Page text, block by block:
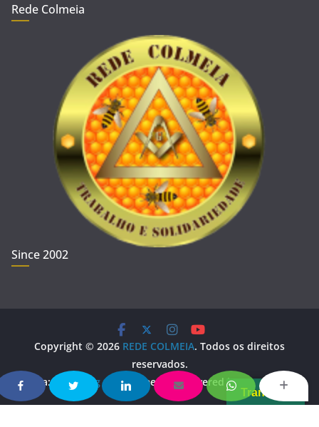
Rede Colmeia
Since 2002
Copyright © 2026 REDE COLMEIA. Todos os direitos
reservados.
Tema:ColorMagpor ThemeGrill. Powered by WordPress
Translate